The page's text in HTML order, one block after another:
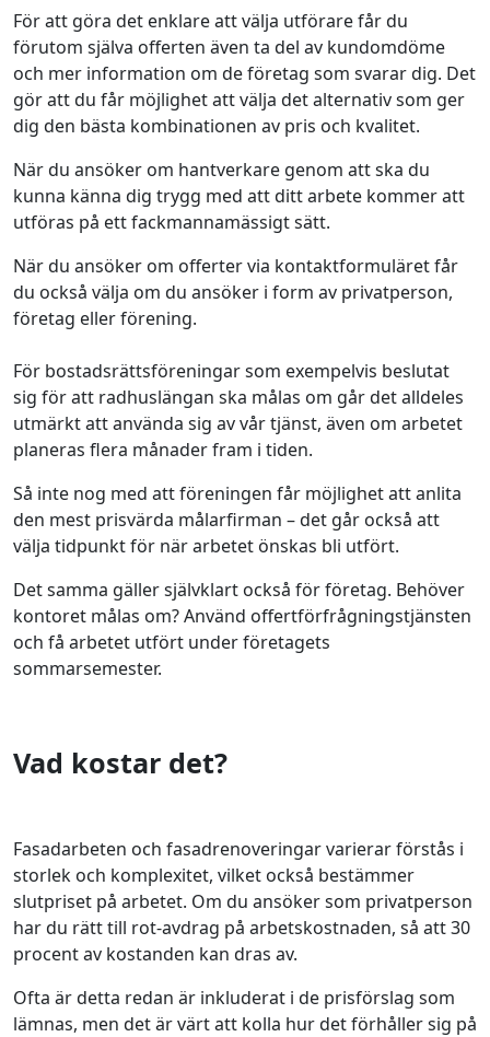
För att göra det enklare att välja utförare får du
förutom själva offerten även ta del av kundomdöme
och mer information om de företag som svarar dig. Det
gör att du får möjlighet att välja det alternativ som ger
dig den bästa kombinationen av pris och kvalitet.
När du ansöker om hantverkare genom att ska du
kunna känna dig trygg med att ditt arbete kommer att
utföras på ett fackmannamässigt sätt.
När du ansöker om offerter via kontaktformuläret får
du också välja om du ansöker i form av privatperson,
företag eller förening.
För bostadsrättsföreningar som exempelvis beslutat
sig för att radhuslängan ska målas om går det alldeles
utmärkt att använda sig av vår tjänst, även om arbetet
planeras flera månader fram i tiden.
Så inte nog med att föreningen får möjlighet att anlita
den mest prisvärda målarfirman – det går också att
välja tidpunkt för när arbetet önskas bli utfört.
Det samma gäller självklart också för företag. Behöver
kontoret målas om? Använd offertförfrågningstjänsten
och få arbetet utfört under företagets
sommarsemester.
Vad kostar det?
Fasadarbeten och fasadrenoveringar varierar förstås i
storlek och komplexitet, vilket också bestämmer
slutpriset på arbetet. Om du ansöker som privatperson
har du rätt till rot-avdrag på arbetskostnaden, så att 30
procent av kostanden kan dras av.
Ofta är detta redan är inkluderat i de prisförslag som
lämnas, men det är värt att kolla hur det förhåller sig på